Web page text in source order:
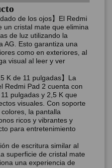
de los ojos】El Redmi
un cristal mate que elimina
de luz utilizando la
AG. Esto garantiza una
como en exteriores, al
visual al leer y ver
K de 11 pulgadas】La
Redmi Pad 2 cuenta con
pulgadas y 2,5 K que
visuales. Con soporte
la pantalla
ricos y vibrantes y
para entretenimiento
de escritura similar al
superficie de cristal mate
una experiencia de